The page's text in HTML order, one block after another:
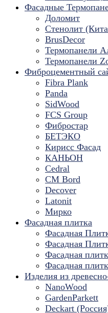
Фасадные
Доломит
Стенолит
BrusDecor
Термопанели
Термопанели
Фиброцементный
Fibra Plank
Panda
SidWood
FCS Group
Фибростар
БЕТЭКО
Кирисс Фасад
КАНЬОН
Cedral
CM Bord
Decover
Latonit
Мирко
Фасадная плитка
Фасадная
Фасадная
Фасадная
Фасадная
Изделия из
NanoWood
GardenParkett
Deckart